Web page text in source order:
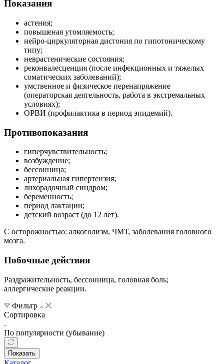
Показания
астения;
повышеная утомляемость;
нейро-циркуляторная дистония по гипотоническому
типу;
неврастенические состояния;
реконвалесценция (после инфекционных и тяжелых
соматических заболеваний);
умственное и физическое перенапряжение
(операторская деятельность, работа в экстремальных
условиях);
ОРВИ (профилактика в период эпидемий).
Противопоказания
гиперчувствительность;
возбуждение;
бессонница;
артериальная гипертензия;
лихорадочный синдром;
беременность;
период лактации;
детский возраст (до 12 лет).
C осторожностью: алкоголизм, ЧМТ, заболевания головного
мозга.
Побочные действия
Раздражительность, бессонница, головная боль;
аллергические реакции.
Фильтр
Сортировка
По популярности (убывание)
Показать